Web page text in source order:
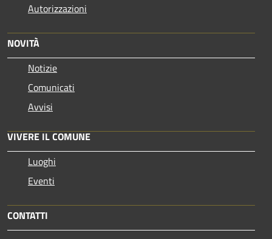
Autorizzazioni
NOVITÀ
Notizie
Comunicati
Avvisi
VIVERE IL COMUNE
Luoghi
Eventi
CONTATTI